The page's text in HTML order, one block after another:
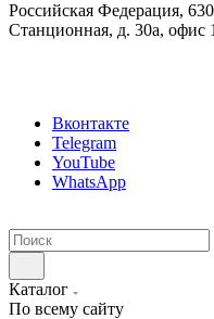
Российская Федерация,
Станционная, д. 30а, офис
Вконтакте
Telegram
YouTube
WhatsApp
Каталог
По всему сайту